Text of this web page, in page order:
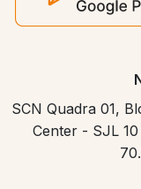
SCN Quadra 01,
Center - SJL